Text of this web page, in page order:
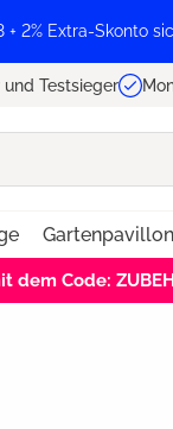
2% Extra-Skonto
Testsieger
dem Code: